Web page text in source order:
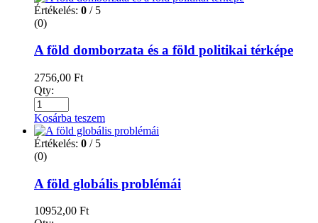
Értékelés: 0 / 5
(0)
A föld domborzata és a föld politikai térképe
2756,00 Ft
Qty:
Kosárba teszem
Értékelés: 0 / 5
(0)
A föld globális problémái
10952,00 Ft